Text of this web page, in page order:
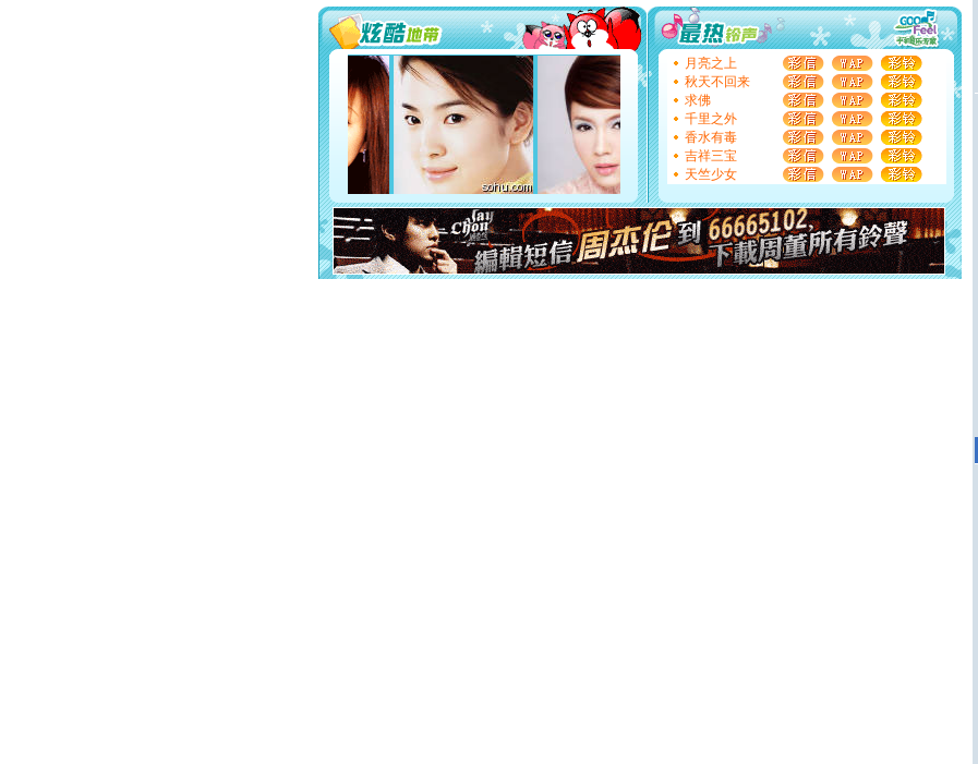
你太多，只有给你五千万：千万快乐！千万要健康！千万
要平安！千万要知足！千万不要忘记我！
[圣诞节]不只这样的日子才会想起你,而是这样的日子才
能正大光明地骚扰你,告诉你,圣诞要快乐!新年要快乐!天天
都要快乐噢!
[圣诞节]奉上一颗祝福的心,在这个特别的日子里,愿幸福,
如意,快乐,鲜花,一切美好的祝愿与你同在.圣诞快乐!
[元旦]
看到你我会触电；看不到你我要充电；没有你我会
断电。爱你是我职业，想你是我事业，抱你是我特长，吻
你是我专业！水晶之恋祝你新年快乐
[元旦]如果上天让我许三个愿望，一是今生今世和你在一
起；二是再生再世和你在一起；三是三生三世和你不再分
离。水晶之恋祝你新年快乐
[元旦]当我狠下心扭头离去那一刻，你在我身后无助地哭
泣，这痛楚让我明白我多么爱你。我转身抱住你：这猪不
月亮之上
秋天不回来
求佛
千里之外
香水有毒
吉祥三宝
天竺少女